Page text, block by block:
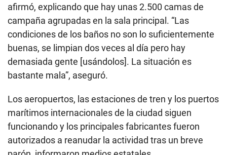
afirmó, explicando que hay unas 2.500 camas de
campaña agrupadas en la sala principal. “Las
condiciones de los baños no son lo suficientemente
buenas, se limpian dos veces al día pero hay
demasiada gente [usándolos]. La situación es
bastante mala”, aseguró.
Los aeropuertos, las estaciones de tren y los puertos
marítimos internacionales de la ciudad siguen
funcionando y los principales fabricantes fueron
autorizados a reanudar la actividad tras un breve